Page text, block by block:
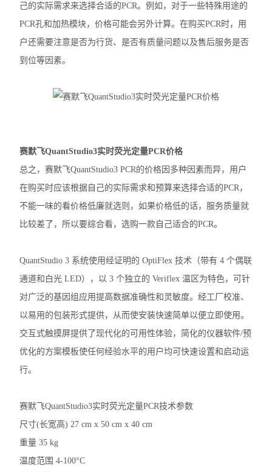
赛默飞MiniAmp普通PCR仪
赛默飞Qubit4.0分光光度计
赛默飞Countess™ 3FL细胞计数仪
光度计
凝胶成像系统
酶标仪
电穿孔仪
样本破碎
细胞计数仪
伯乐T100梯度PCR仪
核酸定量仪荧光计
己的实际需求来选择合适的PCR。例如，对于一些特殊用途的
PCR孔和加热模块，价格可能会另外计算。在购买PCR时，用
户还需要注意是否为行货、是否有质量问题以及售后服务是否
到位等因素。
赛默飞QuantStudio3实时荧光定量PCR价格
总之，赛默飞QuantStudio3 PCR的价格因多种因素而异，用户
在购买时应该根据自己的实际需求和预算来选择合适的PCR，
不能一味的看价格低廉就选则，如果价格低的话，服务质量就
比较差了，所以要综合看，选购一款自己适合的PCR。
QuantStudio 3 系统使用经证明的 OptiFlex 技术（带有 4 个偶联
通道和白光 LED），以 3 个独立的 Veriflex 温区为特色，可针
对广泛的基因组应用提高数据准确性和灵敏度。经工厂校准、
以易用的包装形式提供，从而使安装快速简单以便立即使用。
交互式触摸屏提供了现代化的可用性体验，简化的仪器软件/预
优化的方案模板使任何经验水平的用户均可快速设置和启动运
行。
赛默飞QuantStudio3实时荧光定量PCR技术参数
尺寸(长宽高) 27 cm x 50 cm x 40 cm
重量 35 kg
温度范围 4-100°C